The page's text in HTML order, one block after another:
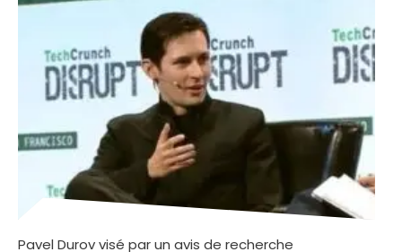
Pavel Durov visé par un avis de recherche